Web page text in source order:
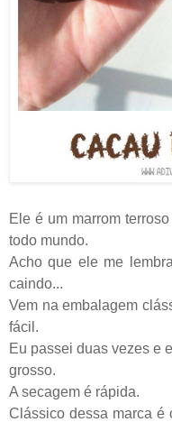
Ele é um marrom
todo mundo.
Acho que ele me
caindo...
Vem na embalagem
fácil.
Eu passei duas vezes e
grosso.
A secagem é rápida.
Clássico dessa marca é